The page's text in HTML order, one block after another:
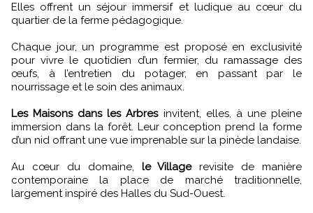
Elles offrent un séjour immersif et ludique au cœur du
quartier de la ferme pédagogique.
Chaque jour, un programme est proposé en exclusivité
pour vivre le quotidien d’un fermier, du ramassage des
œufs, à l’entretien du potager, en passant par le
nourrissage et le soin des animaux.
Les Maisons dans les Arbresinvitent, elles, à une pleine
immersion dans la forêt. Leur conception prend la forme
d’un nid offrant une vue imprenable sur la pinède landaise.
Au cœur du domaine, le Villagerevisite de manière
contemporaine la place de marché traditionnelle,
largement inspiré des Halles du Sud-Ouest.